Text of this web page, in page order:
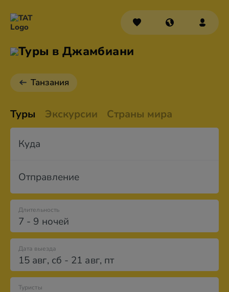
Туры в Джамбиани
Танзания
Туры Экскурсии Страны мира
Куда
Отправление
7 - 9 ночей
Длительность
Дата выезда
15 авг, сб - 21 авг, пт
Туристы